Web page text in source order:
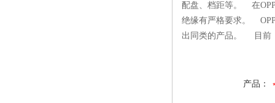
配盘、档距等。 在
绝缘有严格要求。
出同类的产品。 目前
产品：